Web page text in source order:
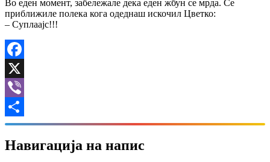
Во еден момент, забележале дека еден жбун се мрда. Се
приближиле полека кога одеднаш искочил Цветко:
– Суплаајс!!!
Facebook
X
Viber
Share
Навигација на напис